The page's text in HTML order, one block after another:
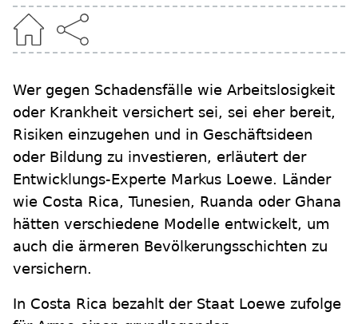
Wer gegen Schadensfälle wie Arbeitslosigkeit
oder Krankheit versichert sei, sei eher bereit,
Risiken einzugehen und in Geschäftsideen
oder Bildung zu investieren, erläutert der
Entwicklungs-Experte Markus Loewe. Länder
wie Costa Rica, Tunesien, Ruanda oder Ghana
hätten verschiedene Modelle entwickelt, um
auch die ärmeren Bevölkerungsschichten zu
versichern.
In Costa Rica bezahlt der Staat Loewe zufolge